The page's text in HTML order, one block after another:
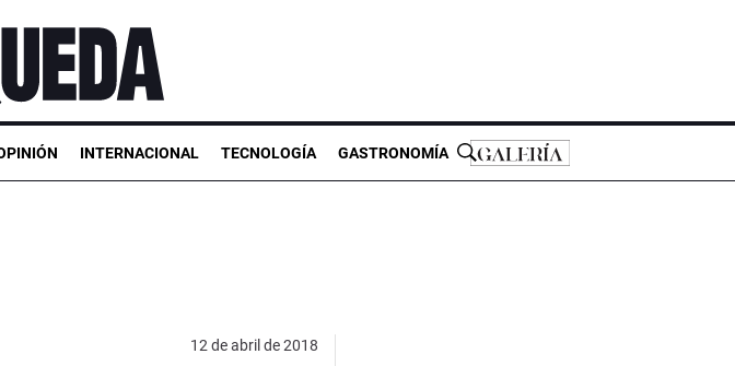
INTERNACIONAL TECNOLOGÍA GASTRONOMÍA
12 de abril de 2018